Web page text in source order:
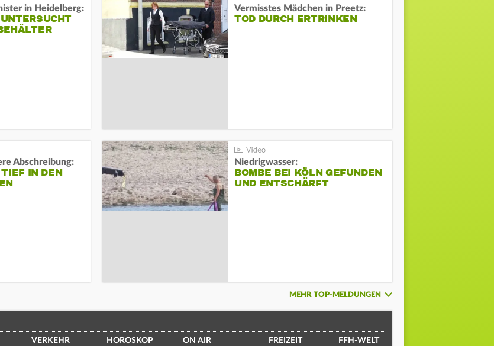
in Heidelberg: Vermisstes Mädchen in Preetz:
TOD DURCH ERTRINKEN
Abschreibung:
IN DEN
Niedrigwasser:
BOMBE BEI KÖLN GEFUNDEN
UND ENTSCHÄRFT
MEHR TOP-MELDUNGEN
VERKEHR HOROSKOP ON AIR FREIZEIT FFH-WELT